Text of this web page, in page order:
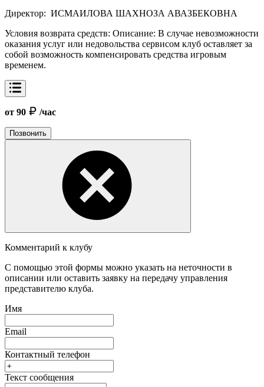
Директор: ИСМАИЛОВА ШАХНОЗА АВАЗБЕКОВНА
Условия возврата средств: Описание: В случае невозможности
оказания услуг или недовольства сервисом клуб оставляет за
собой возможность компенсировать средства игровым
временем.
от 90 /час
Позвонить
Комментарий к клубу
С помощью этой формы можно указать на неточности в
описании или оставить заявку на передачу управления
представителю клуба.
Имя
Email
Контактный телефон
Текст сообщения